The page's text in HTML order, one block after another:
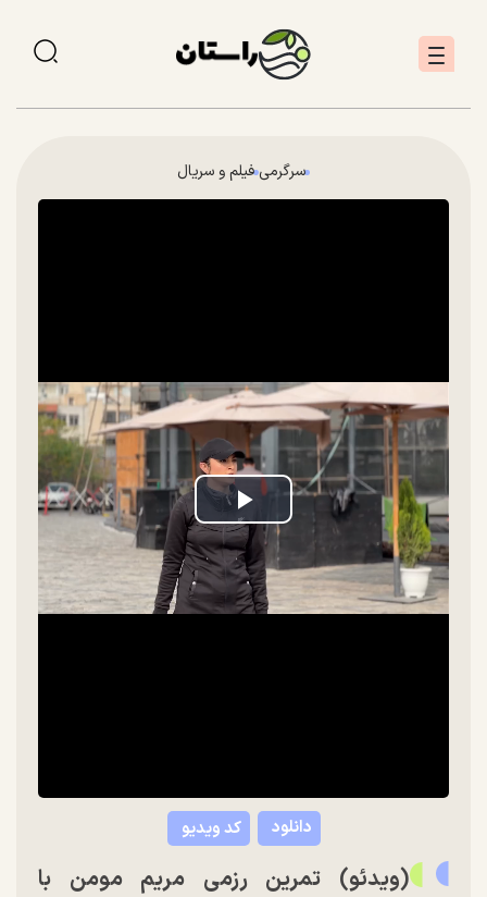
سرگرمی فیلم و سریال
Play
Video
کد ویدیو دانلود
(ویدئو) تمرین رزمی مریم مومن با